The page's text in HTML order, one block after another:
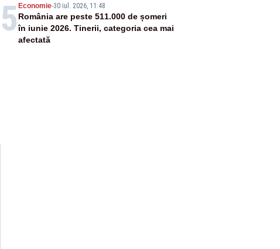
5 Economie-30 iul. 2026, 11:48
România are peste 511.000 de șomeri
în iunie 2026. Tinerii, categoria cea mai
afectată